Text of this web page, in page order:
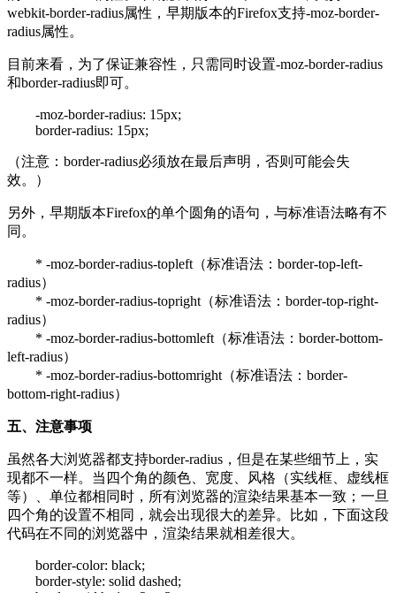
webkit-border-radius属性，早期版本的Firefox支持-moz-border-
radius属性。
目前来看，为了保证兼容性，只需同时设置-moz-border-radius
和border-radius即可。
-moz-border-radius: 15px;
border-radius: 15px;
（注意：border-radius必须放在最后声明，否则可能会失
效。）
另外，早期版本Firefox的单个圆角的语句，与标准语法略有不
同。
* -moz-border-radius-topleft（标准语法：border-top-left-
radius）
* -moz-border-radius-topright（标准语法：border-top-right-
radius）
* -moz-border-radius-bottomleft（标准语法：border-bottom-
left-radius）
* -moz-border-radius-bottomright（标准语法：border-
bottom-right-radius）
五、注意事项
虽然各大浏览器都支持border-radius，但是在某些细节上，实
现都不一样。当四个角的颜色、宽度、风格（实线框、虚线框
等）、单位都相同时，所有浏览器的渲染结果基本一致；一旦
四个角的设置不相同，就会出现很大的差异。比如，下面这段
代码在不同的浏览器中，渲染结果就相差很大。
border-color: black;
border-style: solid dashed;